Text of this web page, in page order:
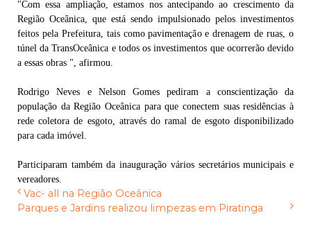
"Com essa ampliação, estamos nos antecipando ao crescimento da
Região Oceânica, que está sendo impulsionado pelos investimentos
feitos pela Prefeitura, tais como pavimentação e drenagem de ruas, o
túnel da TransOceânica e todos os investimentos que ocorrerão devido
a essas obras ", afirmou.
Rodrigo Neves e Nelson Gomes pediram a conscientização da
população da Região Oceânica para que conectem suas residências à
rede coletora de esgoto, através do ramal de esgoto disponibilizado
para cada imóvel.
Participaram também da inauguração vários secretários municipais e
vereadores.
Vac- all na Região Oceânica
Parques e Jardins realizou limpezas em Piratinga